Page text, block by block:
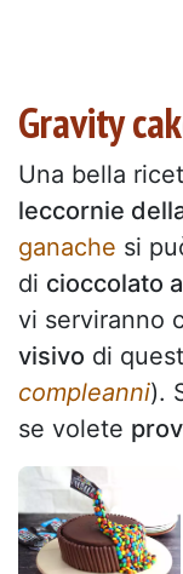
Gravity
Una bella
leccornie
ganache si
di cioccolato
vi serviranno
visivo di
compleanni).
se volete